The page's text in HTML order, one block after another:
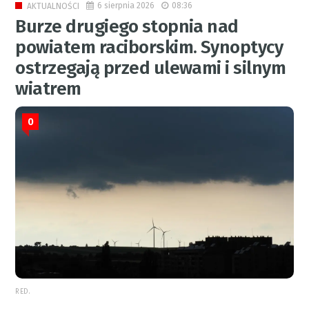
AKTUALNOŚCI 6 sierpnia 2026 08:36
Burze drugiego stopnia nad
powiatem raciborskim. Synoptycy
ostrzegają przed ulewami i silnym
wiatrem
0
RED.